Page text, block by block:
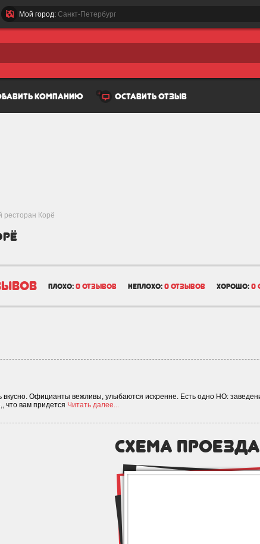
Мой город: Санкт-Петербург
компанию оставить отзыв
ресторан Корё
плохо: 0 отзывов неплохо: 0 отзывов хорошо: 0
Официанты вежливы, улыбаются искренне. Есть одно НО:
что вам придется Читать далее...
схема проезда